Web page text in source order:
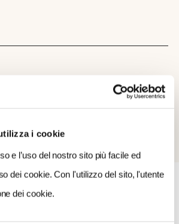
i cookie
e l’uso del nostro sito più facile ed
dei cookie. Con l'utilizzo del sito, l'utente
dei cookie.